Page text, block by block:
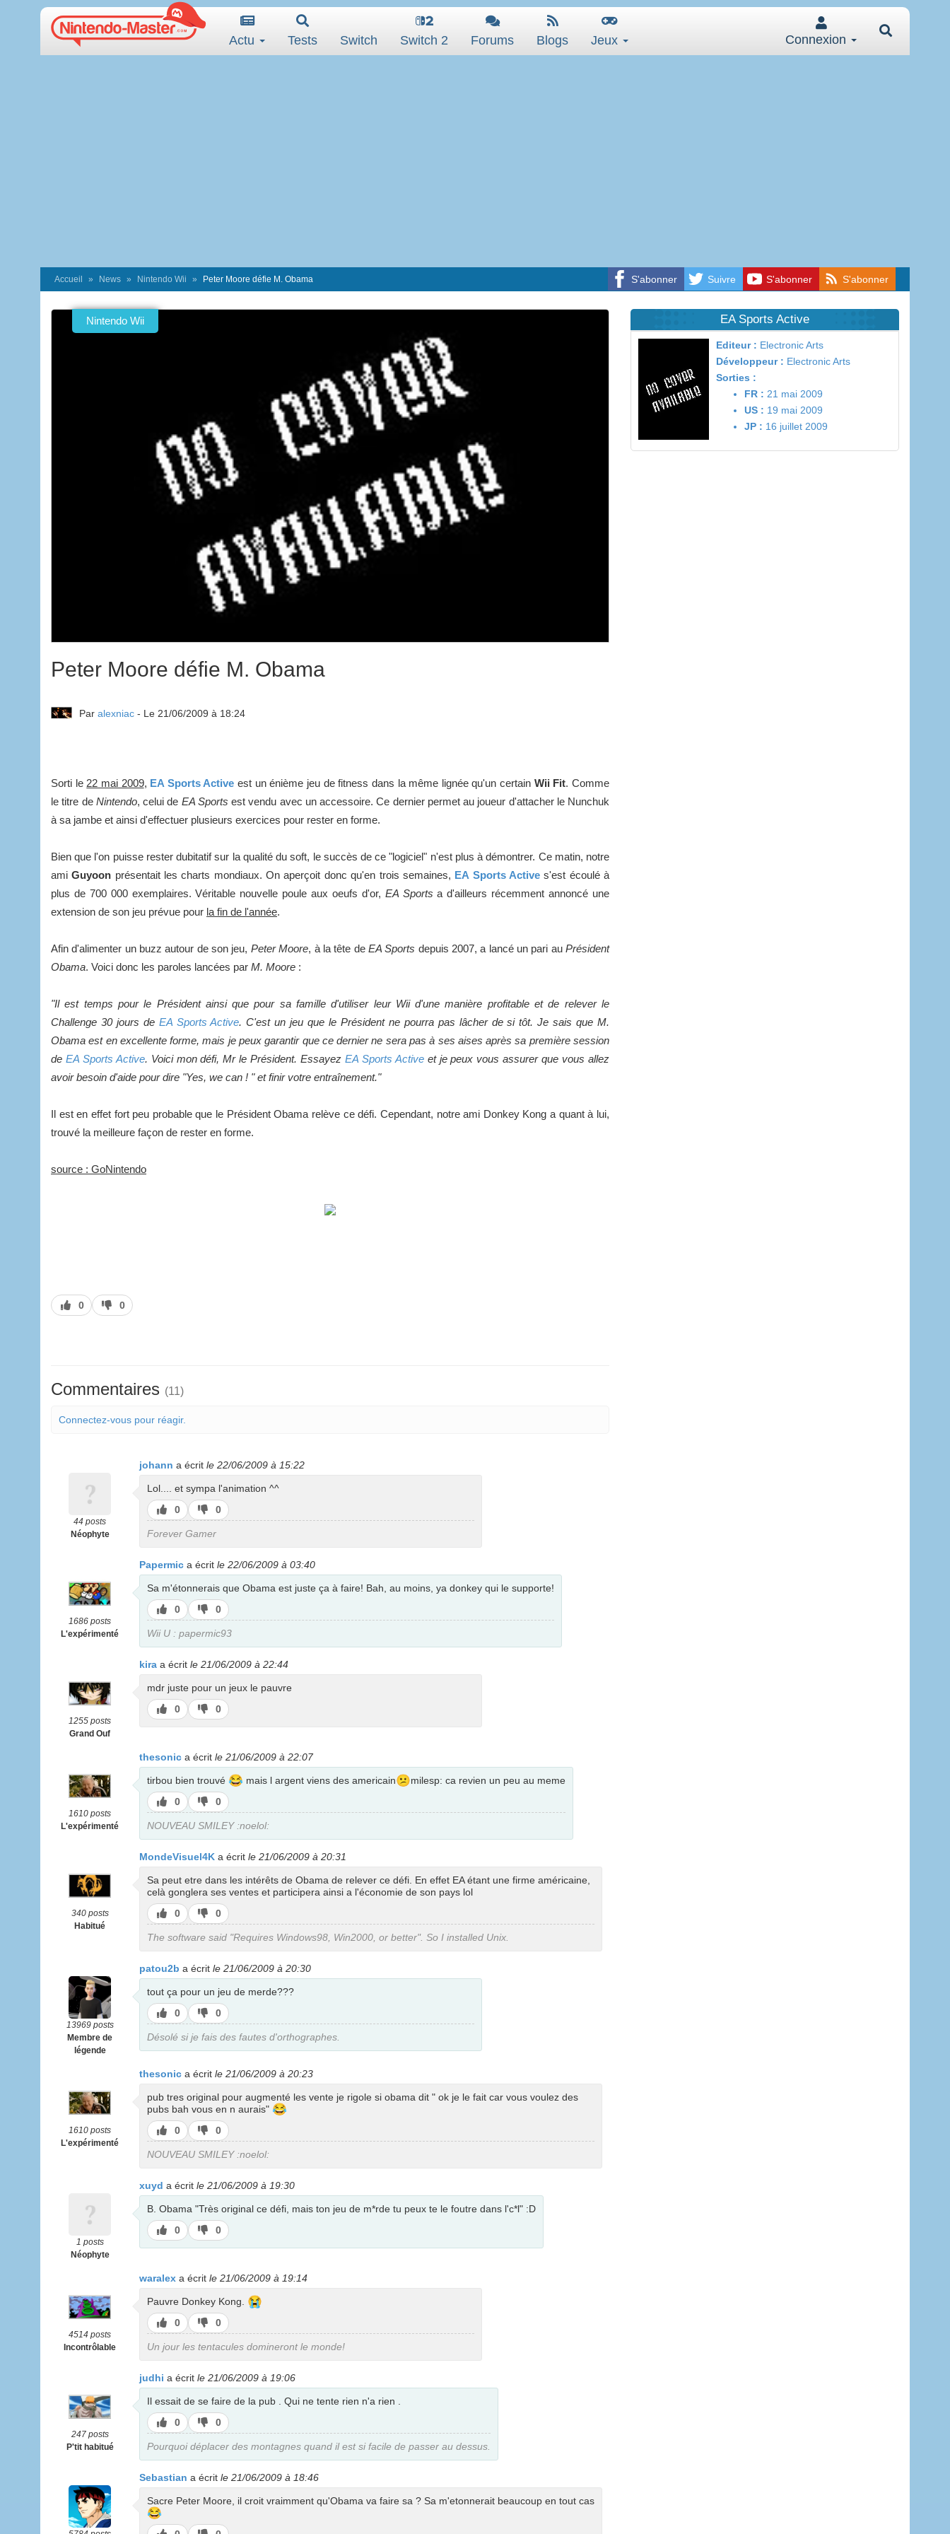
Actu Tests Switch Switch 2 Forums Blogs Jeux Connexion
S'abonner Suivre S'abonner S'abonner
Accueil News Nintendo Wii Peter Moore défie M. Obama
Nintendo Wii
Peter Moore défie M. Obama
Par alexniac - Le 21/06/2009 à 18:24
Sorti le 22 mai 2009, EA Sports Active est un énième jeu de fitness dans la même lignée qu'un certain Wii Fit. Comme
le titre de Nintendo, celui de EA Sports est vendu avec un accessoire. Ce dernier permet au joueur d'attacher le Nunchuk
à sa jambe et ainsi d'effectuer plusieurs exercices pour rester en forme.
Bien que l'on puisse rester dubitatif sur la qualité du soft, le succès de ce "logiciel" n'est plus à démontrer. Ce matin, notre
amiGuyoon présentait les charts mondiaux. On aperçoit donc qu'en trois semaines, EA Sports Actives'est écoulé à
plus de 700 000 exemplaires. Véritable nouvelle poule aux oeufs d'or, EA Sports a d'ailleurs récemment annoncé une
extension de son jeu prévue pour la fin de l'année.
Afin d'alimenter un buzz autour de son jeu, Peter Moore, à la tête de EA Sports depuis 2007, a lancé un pari auPrésident
Obama. Voici donc les paroles lancées par M. Moore :
"Il est temps pour le Président ainsi que pour sa famille d'utiliser leur Wii d'une manière profitable et de relever le
Challenge 30 jours de EA Sports Active. C'est un jeu que le Président ne pourra pas lâcher de si tôt. Je sais que M.
Obama est en excellente forme, mais je peux garantir que ce dernier ne sera pas à ses aises après sa première session
de EA Sports Active. Voici mon défi, Mr le Président. Essayez EA Sports Activeet je peux vous assurer que vous allez
avoir besoin d'aide pour dire "Yes, we can ! " et finir votre entraînement."
Il est en effet fort peu probable que le Président Obama relève ce défi. Cependant, notre ami Donkey Kong a quant à lui,
trouvé la meilleure façon de rester en forme.
source : GoNintendo
J’aime
0
J’aime
pas
0
Commentaires (11)
Connectez-vous pour réagir.
44 posts
Néophyte
johann a écrit le 22/06/2009 à 15:22
Lol.... et sympa l'animation ^^
J’aime
0
J’aime
pas
0
Forever Gamer
1686 posts
L'expérimenté
Papermic a écrit le 22/06/2009 à 03:40
Sa m'étonnerais que Obama est juste ça à faire! Bah, au moins, ya donkey qui le supporte!
J’aime
0
J’aime
pas
0
Wii U : papermic93
1255 posts
Grand Ouf
kira a écrit le 21/06/2009 à 22:44
mdr juste pour un jeux le pauvre
J’aime
0
J’aime
pas
0
1610 posts
L'expérimenté
thesonic a écrit le 21/06/2009 à 22:07
tirbou bien trouvé 😂 mais l argent viens des americain😕milesp: ca revien un peu au meme
J’aime
0
J’aime
pas
0
NOUVEAU SMILEY :noelol:
340 posts
Habitué
MondeVisuel4K a écrit le 21/06/2009 à 20:31
Sa peut etre dans les intérêts de Obama de relever ce défi. En effet EA étant une firme américaine,
celà gonglera ses ventes et participera ainsi a l'économie de son pays lol
J’aime
0
J’aime
pas
0
The software said "Requires Windows98, Win2000, or better". So I installed Unix.
13969 posts
Membre de
légende
patou2b a écrit le 21/06/2009 à 20:30
tout ça pour un jeu de merde???
J’aime
0
J’aime
pas
0
Désolé si je fais des fautes d'orthographes.
1610 posts
L'expérimenté
thesonic a écrit le 21/06/2009 à 20:23
pub tres original pour augmenté les vente je rigole si obama dit " ok je le fait car vous voulez des
pubs bah vous en n aurais" 😂
J’aime
0
J’aime
pas
0
NOUVEAU SMILEY :noelol:
1 posts
Néophyte
xuyd a écrit le 21/06/2009 à 19:30
B. Obama "Très original ce défi, mais ton jeu de m*rde tu peux te le foutre dans l'c*l" :D
J’aime
0
J’aime
pas
0
4514 posts
Incontrôlable
waralex a écrit le 21/06/2009 à 19:14
Pauvre Donkey Kong. 😭
J’aime
0
J’aime
pas
0
Un jour les tentacules domineront le monde!
247 posts
P'tit habitué
judhi a écrit le 21/06/2009 à 19:06
Il essait de se faire de la pub . Qui ne tente rien n'a rien .
J’aime
0
J’aime
pas
0
Pourquoi déplacer des montagnes quand il est si facile de passer au dessus.
Sebastian a écrit le 21/06/2009 à 18:46
Sacre Peter Moore, il croit vraimment qu'Obama va faire sa ? Sa m'etonnerait beaucoup en tout cas
😂
EA Sports Active
Editeur : Electronic Arts
Développeur : Electronic Arts
Sorties :
FR : 21 mai 2009
US : 19 mai 2009
JP : 16 juillet 2009